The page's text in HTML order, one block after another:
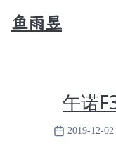
鱼雨昱
午诺
2019-12-02